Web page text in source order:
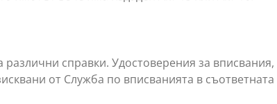
справки. Удостоверения за вписвания,
от Служба по вписванията в съответната